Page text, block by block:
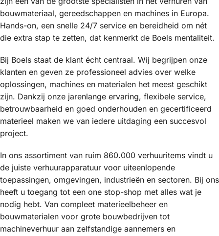
bouwmateriaal, gereedschappen en machines in Europa.
Hands-on, een snelle 24/7 service en bereidheid om nét
die extra stap te zetten, dat kenmerkt de Boels mentaliteit.
Bij Boels staat de klant écht centraal. Wij begrijpen onze
klanten en geven ze professioneel advies over welke
oplossingen, machines en materialen het meest geschikt
zijn. Dankzij onze jarenlange ervaring, flexibele service,
betrouwbaarheid en goed onderhouden en gecertificeerd
materieel maken we van iedere uitdaging een succesvol
project.
In ons assortiment van ruim 860.000 verhuuritems vindt u
de juiste verhuurapparatuur voor uiteenlopende
toepassingen, omgevingen, industrieën en sectoren. Bij ons
heeft u toegang tot een one stop-shop met alles wat je
nodig hebt. Van compleet materieelbeheer en
bouwmaterialen voor grote bouwbedrijven tot
machineverhuur aan zelfstandige aannemers en